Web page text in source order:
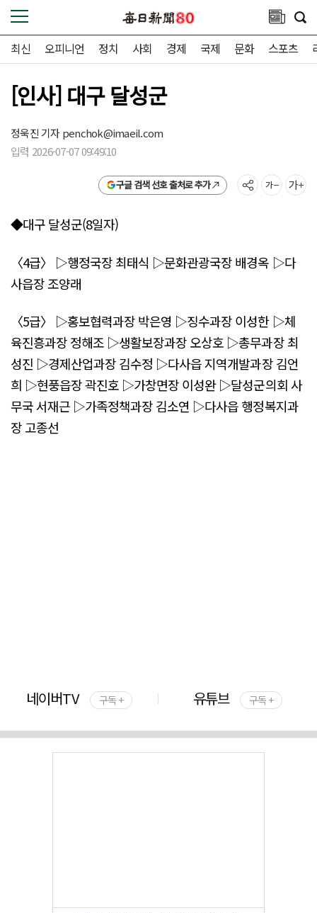
최신 오피니언 정치 사회 경제 국제 문화 스포츠
[인사] 대구 달성군
정욱진 기자penchok@imaeil.com
입력 2026-07-07 09:49:10
구글 검색 선호 출처로 추가
◆대구 달성군(8일자)
〈4급〉 ▷행정국장 최태식 ▷문화관광국장 배경옥 ▷다
사읍장 조양래
〈5급〉 ▷홍보협력과장 박은영 ▷징수과장 이성한 ▷체
육진흥과장 정해조 ▷생활보장과장 오상호 ▷총무과장 최
성진 ▷경제산업과장 김수정 ▷다사읍 지역개발과장 김언
희 ▷현풍읍장 곽진호 ▷가창면장 이성완 ▷달성군의회 사
무국 서재근 ▷가족정책과장 김소연 ▷다사읍 행정복지과
장 고종선
네이버TV 구독 + 유튜브 구독 +